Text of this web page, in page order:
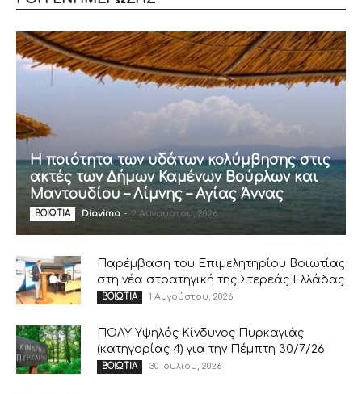
Η ποιότητα των υδάτων κολύμβησης στις
ακτές των Δήμων Καμένων Βούρλων και
Μαντουδίου – Λίμνης – Αγίας Άννας
ΒΟΙΩΤΙΑ Diavima - 2 Αυγούστου, 2026
Παρέμβαση του Επιμελητηρίου Βοιωτίας
στη νέα στρατηγική της Στερεάς Ελλάδας
ΒΟΙΩΤΙΑ 1 Αυγούστου, 2026
ΠΟΛΥ Υψηλός Κίνδυνος Πυρκαγιάς
(κατηγορίας 4) για την Πέμπτη 30/7/26
ΒΟΙΩΤΙΑ 30 Ιουλίου, 2026